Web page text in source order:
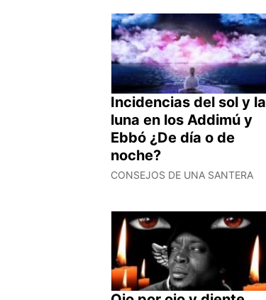
Incidencias del sol y la
luna en los Addimú y
Ebbó ¿De día o de
noche?
CONSEJOS DE UNA SANTERA